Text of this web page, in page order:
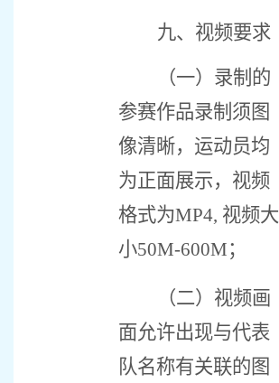
九、视频要求
（一）录制的
参赛作品录制须图
像清晰，运动员均
为正面展示，视频
格式为MP4, 视频大
小50M-600M；
（二）视频画
面允许出现与代表
队名称有关联的图